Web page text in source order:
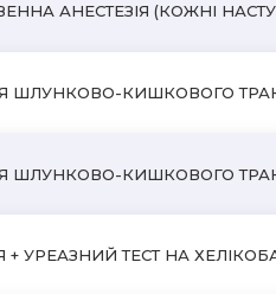
АНЕСТЕЗІЯ (КОЖНІ
ШЛУНКОВО-КИШКОВОГО
ШЛУНКОВО-КИШКОВОГО
+ УРЕАЗНИЙ ТЕСТ НА